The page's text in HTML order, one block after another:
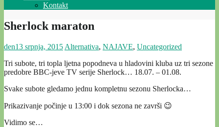
Kontakt
Sherlock maraton
den13 srpnja, 2015 Alternativa, NAJAVE, Uncategorized
Tri subote, tri topla ljetna popodneva u hladovini kluba uz tri sezone
predobre BBC-jeve TV serije Sherlock… 18.07. – 01.08.
Svake subote gledamo jednu kompletnu sezonu Sherlocka…
Prikazivanje počinje u 13:00 i dok sezona ne završi 😉
Vidimo se…